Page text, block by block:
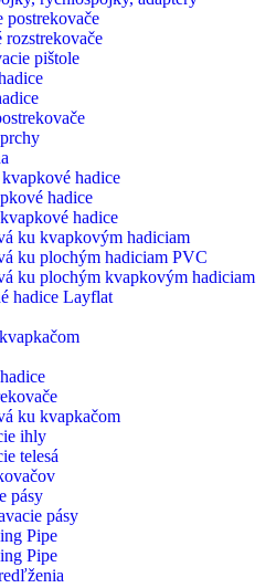
postrekovače
rozstrekovače
pištole
hadice
hadice
hadice
ku kvapkovým hadiciam
ku plochým hadiciam PVC
ku plochým kvapkovým hadiciam
hadice Layflat
ku kvapkačom
ihly
telesá
pásy
pásy
Pipe
Pipe